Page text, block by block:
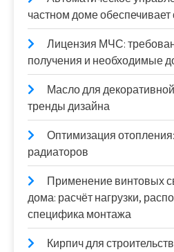
частном доме
Лицензия МЧС:
получения и необходимые
Масло для
тренды дизайна
Оптимизация
радиаторов
Применение винтовых
дома: расчёт нагрузки,
специфика монтажа
Кирпич для